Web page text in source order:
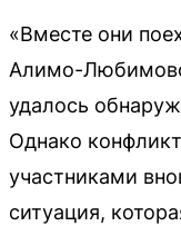
«Вместе они
Алимо-
удалось
Однако
участниками
ситуация,